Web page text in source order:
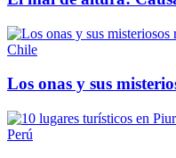
Chile
Los onas y sus
Perú